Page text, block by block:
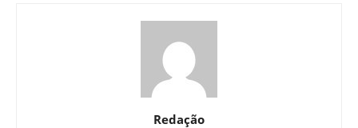
Redação